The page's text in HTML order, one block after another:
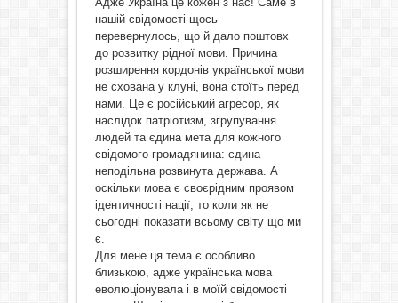
нашій свідомості щось
перевернулось, що й дало поштовх
до розвитку рідної мови. Причина
розширення кордонів української мови
не схована у клуні, вона стоїть перед
нами. Це є російський агресор, як
наслідок патріотизм, згрупування
людей та єдина мета для кожного
свідомого громадянина: єдина
неподільна розвинута держава. А
оскільки мова є своєрідним проявом
ідентичності нації, то коли як не
сьогодні показати всьому світу що ми
є.
Для мене ця тема є особливо
близькою, адже українська мова
еволюціонувала і в моїй свідомості